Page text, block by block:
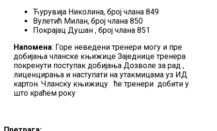
Ћурувија Николина, број члана 849
Вулетић Милан, број члана 850
Покрајац Душан , број члана 851
Напомена: Горе неведени тренери могу и пре
добијања чланске књижице Заједнице тренера
покренути поступак добијања Дозволе за рад ,
лиценцирања и наступати на утакмицама уз ИД
картон. Чланску књижицу ће тренери добити у
што краћем року